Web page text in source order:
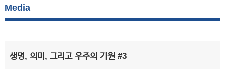
Media
생명, 의미, 그리고 우주의 기원 #3